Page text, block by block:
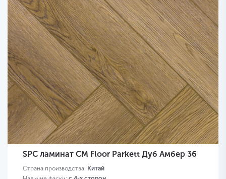
SPC ламинат CM Floor Parkett Дуб Амбер 36
Страна производства: Китай